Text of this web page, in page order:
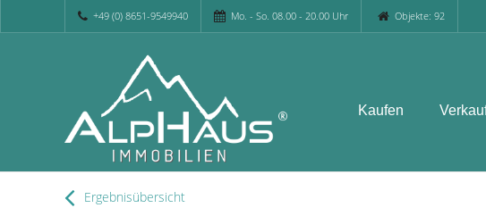
+49 (0) 8651-9549940 Mo. - So. 08.00 - 20.00 Uhr Objekte: 92
Kaufen
Ergebnisübersicht